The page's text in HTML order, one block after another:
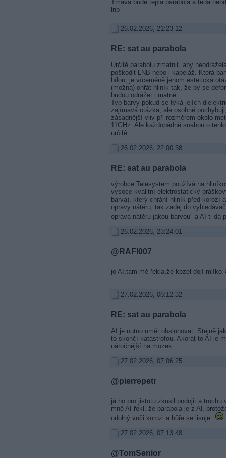
Tmava bude tepla parabola a teda
lnb
26.02.2026, 21:23.12
RE: sat au parabola
Určitě parabolu zmatnit, aby
poškodit LNB nebo i kabeláž. Která
bílou, je víceméně jenom estetická
(možná) ohřát hliník tak, že by se
budou odrážet i matné.
Typ barvy pokud se týká jejích
zajímavá otázka, ale osobně
zásadnější vliv při rozměrem okolo
11GHz. Ale každopádně snahou o
určitě.
26.02.2026, 22:00.38
RE: sat au parabola
výrobce Telesystem používá na
vysoce kvalitní elektrostatický
barva), který chrání hliník před korozí
opravy nátěru, tak zadej do
oprava nátěru jakou barvou" a AI ti dá
26.02.2026, 23:24.01
@RAFI007
jo AI,tam mě řekla,že kozel dojí mlíko
27.02.2026, 06:12.32
RE: sat au parabola
AI je nutno umět obsluhovat. Stejně
to skončí katastrofou. Akorát to AI je
náročnější na mozek.
27.02.2026, 07:06.25
@pierrepetr
já ho pro jistotu zkusil podojit a trochu
mně AI řekl, že parabola je z Al,
odolný vůči korozi a hůře se lisuje.
27.02.2026, 07:13.48
@TomSenior